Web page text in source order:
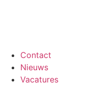
Contact
Nieuws
Vacatures